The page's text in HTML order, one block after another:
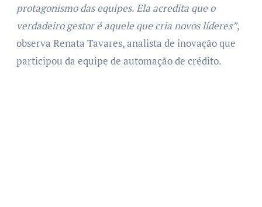
protagonismo das equipes. Ela acredita que o
verdadeiro gestor é aquele que cria novos líderes”,
observa Renata Tavares, analista de inovação que
participou da equipe de automação de crédito.